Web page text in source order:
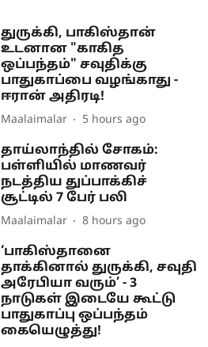
துருக்கி, பாகிஸ்தான்
உடனான "காகித
ஒப்பந்தம்" சவுதிக்கு
பாதுகாப்பை வழங்காது -
ஈரான் அதிரடி!
Maalaimalar 5 hours ago
தாய்லாந்தில் சோகம்:
பள்ளியில் மாணவர்
நடத்திய துப்பாக்கிச்
சூட்டில் 7 பேர் பலி
Maalaimalar 8 hours ago
‘பாகிஸ்தானை
தாக்கினால் துருக்கி, சவுதி
அரேபியா வரும்’ - 3
நாடுகள் இடையே கூட்டு
பாதுகாப்பு ஒப்பந்தம்
கையெழுத்து!